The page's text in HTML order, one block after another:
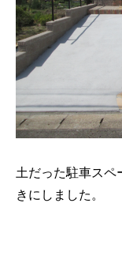
土だった駐車スペ
きにしました。